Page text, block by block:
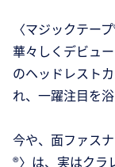
〈マジックテー
華々しくデビュ
のヘッドレスト
れ、一躍注目を
今や、面ファス
®〉は、実はクラ